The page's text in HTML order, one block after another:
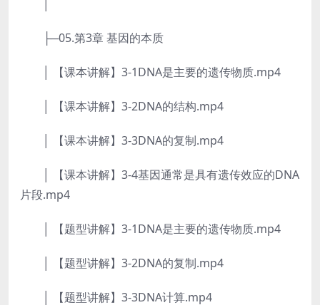
├─05.第3章 基因的本质
│ 【课本讲解】3-1DNA是主要的遗传物质.mp4
│ 【课本讲解】3-2DNA的结构.mp4
│ 【课本讲解】3-3DNA的复制.mp4
│ 【课本讲解】3-4基因通常是具有遗传效应的DNA
片段.mp4
│ 【题型讲解】3-1DNA是主要的遗传物质.mp4
│ 【题型讲解】3-2DNA的复制.mp4
│ 【题型讲解】3-3DNA计算.mp4